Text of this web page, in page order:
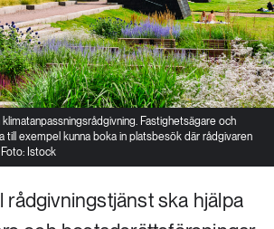
Fastighetsägare och
till exempel kunna boka in platsbesök där rådgivaren
Istock
rådgivningstjänst ska hjälpa